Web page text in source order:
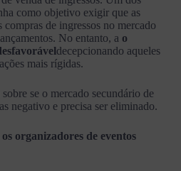
como objetivo exigir que as
de ingressos no mercado
No entanto, a o
decepcionando aqueles
mais rígidas.
se o mercado secundário de
negativo e precisa ser eliminado.
organizadores de eventos